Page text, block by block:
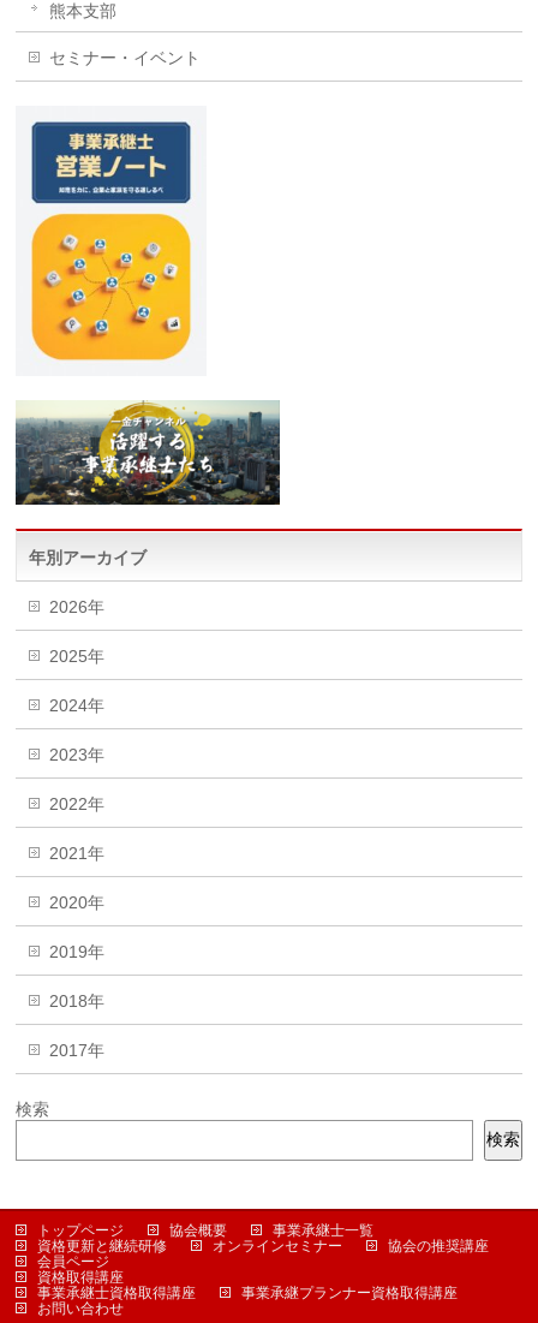
熊本支部
セミナー・イベント
年別アーカイブ
2026年
2025年
2024年
2023年
2022年
2021年
2020年
2019年
2018年
2017年
検索
検索
トップページ 協会概要
事業承継士一覧
資格更新と継続研修
オンラインセミナー
協会の推奨講座
会員ページ
資格取得講座
事業承継士資格取得講座
事業承継プランナー資格取得講座
お問い合わせ